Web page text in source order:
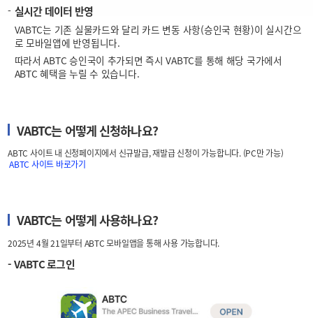
실시간 데이터 반영
VABTC는 기존 실물카드와 달리 카드 변동 사항(승인국 현황)이 실시간으
로 모바일앱에 반영됩니다.
따라서 ABTC 승인국이 추가되면 즉시 VABTC를 통해 해당 국가에서
ABTC 혜택을 누릴 수 있습니다.
VABTC는 어떻게 신청하나요?
ABTC 사이트 내 신청페이지에서 신규발급, 재발급 신청이 가능합니다. (PC만 가능)
ABTC 사이트 바로가기
VABTC는 어떻게 사용하나요?
2025년 4월 21일부터 ABTC 모바일앱을 통해 사용 가능합니다.
- VABTC 로그인